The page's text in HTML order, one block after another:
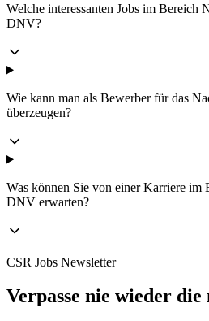
Welche interessanten Jobs im Bereich
DNV?
Wie kann man als Bewerber für das
überzeugen?
Was können Sie von einer Karriere im
DNV erwarten?
CSR Jobs Newsletter
Verpasse nie wieder die